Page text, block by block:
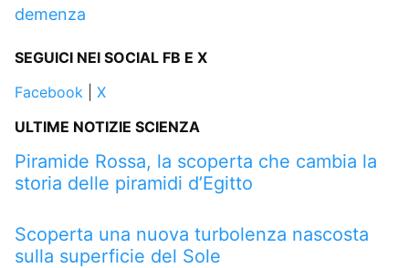
demenza
SEGUICI NEI SOCIAL FB E X
Facebook
X
ULTIME NOTIZIE SCIENZA
Piramide Rossa, la scoperta che cambia la
storia delle piramidi d’Egitto
Scoperta una nuova turbolenza nascosta
sulla superficie del Sole